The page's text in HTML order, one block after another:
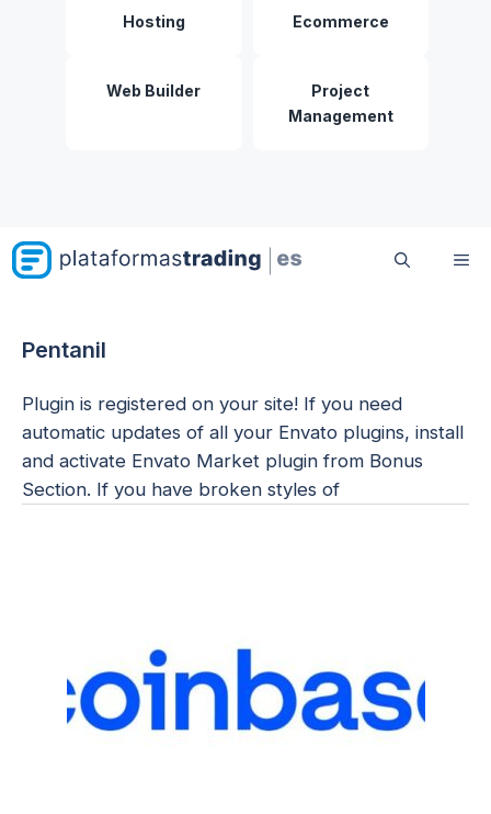
Hosting Ecommerce
Web Builder
Project
Management
Pentanil
Plugin is registered on your site! If you need
automatic updates of all your Envato plugins, install
and activate Envato Market plugin from Bonus
Section. If you have broken styles of